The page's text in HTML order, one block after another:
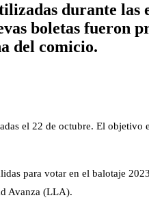
durante las
boletas fueron
del comicio.
el 22 de octubre. El objetivo
para votar en el balotaje
Avanza (LLA).